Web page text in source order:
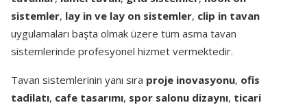
sistemler, lay in ve lay on sistemler, clip in tavan
uygulamaları başta olmak üzere tüm asma tavan
sistemlerinde profesyonel hizmet vermektedir.
Tavan sistemlerinin yanı sıra proje inovasyonu, ofis
tadilatı, cafe tasarımı, spor salonu dizaynı, ticari